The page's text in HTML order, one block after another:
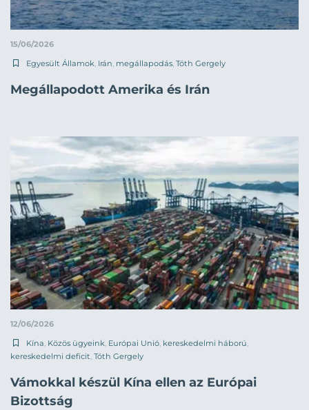
15/06/2026
Egyesült Államok, Irán, megállapodás, Tóth Gergely
Megállapodott Amerika és Irán
12/06/2026
Kína, Közös ügyeink, Európai Unió, kereskedelmi háború,
kereskedelmi deficit, Tóth Gergely
Vámokkal készül Kína ellen az Európai
Bizottság